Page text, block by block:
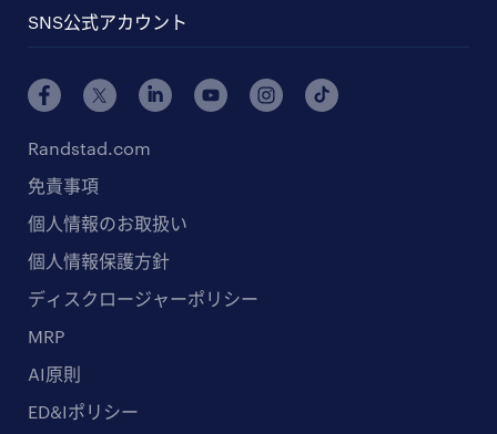
SNS公式アカウント
Randstad.com
免責事項
個人情報のお取扱い
個人情報保護方針
ディスクロージャーポリシー
MRP
AI原則
ED&Iポリシー